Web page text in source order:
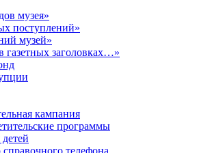
музея»
поступлений»
музей»
газетных заголовках…»
кампания
программы
телефона